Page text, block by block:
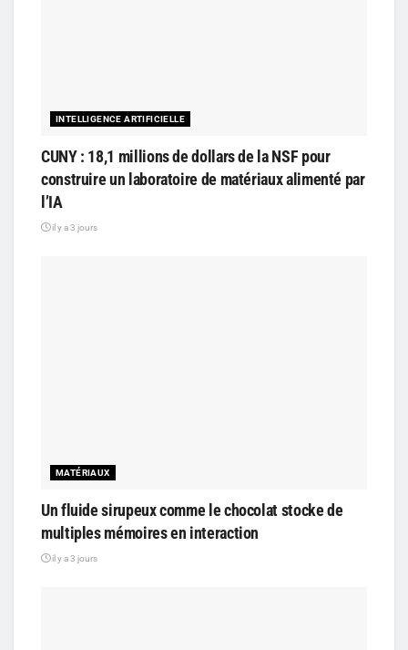
INTELLIGENCE ARTIFICIELLE
CUNY : 18,1 millions de dollars de la NSF pour
construire un laboratoire de matériaux alimenté par
l’IA
il y a 3 jours
MATÉRIAUX
Un fluide sirupeux comme le chocolat stocke de
multiples mémoires en interaction
il y a 3 jours